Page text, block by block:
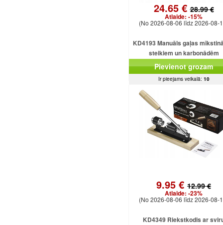
24.65 €28.99 €
Atlaide: -15%
(No 2026-08-06 līdz 2026-08-
KD4193 Manuāls gaļas
steikiem un karbonādēm
Pievienot grozam
Ir pieejams veikalā: 10
9.95 € 12.99 €
Atlaide: -23%
(No 2026-08-06 līdz 2026-08-
KD4349 Riekstkodis ar